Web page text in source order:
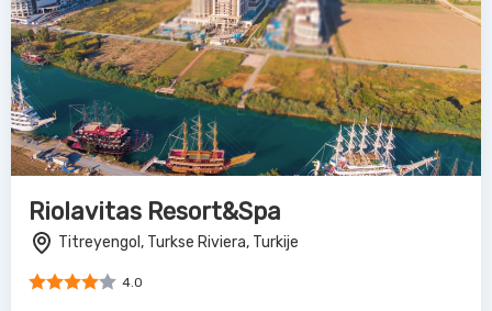
Riolavitas Resort&Spa
Titreyengol, Turkse Riviera, Turkije
4.0